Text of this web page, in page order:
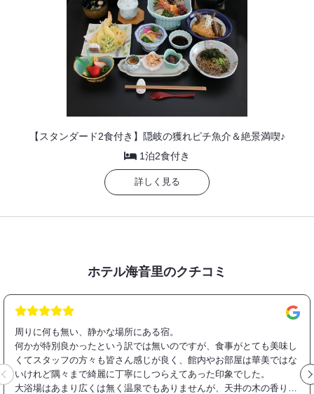
【スタンダード2食付き】隠岐の獲れピチ魚介＆絶景満喫♪
1泊2食付き
詳しく見る
ホテル海音里のクチコミ
周りに何も無い、静かな場所にある宿。
何かが特別良かったという訳では無いのですが、食事がとても美味し
くてスタッフの方々も皆さん感じが良く、館内やお部屋は華美ではな
いけれど隅々まで綺麗に丁寧にしつらえてあった印象でした。
大浴場はあまり広くは無く温泉でもありませんが、天井の木の香りで